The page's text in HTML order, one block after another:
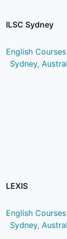
ILSC Sydney
English Courses
Sydney,
LEXIS
English Courses
Sydney,